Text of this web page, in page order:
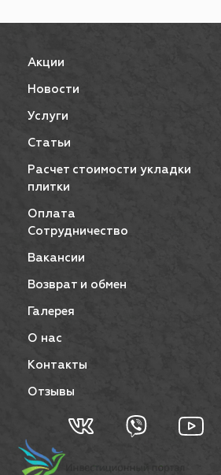
Акции
Новости
Услуги
Статьи
Расчет стоимости укладки
плитки
Оплата
Сотрудничество
Вакансии
Возврат и обмен
Галерея
О нас
Контакты
Отзывы